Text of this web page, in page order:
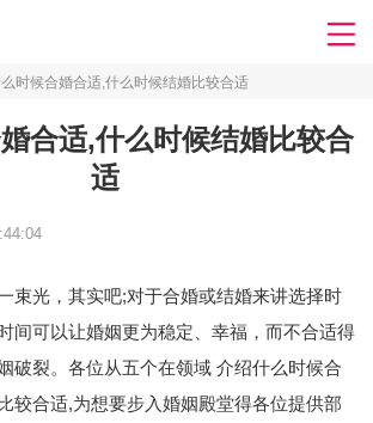
时候合婚合适,什么时候结婚比较合适
合适,什么时候结婚比较合
适
束光，其实吧; 对于合婚或结婚来讲选择时
间可以让婚姻更为稳定、幸福，而不合适得
破裂。各位从五个在领域 介绍什么时候合
较合适,为想要步入婚姻殿堂得各位提供部